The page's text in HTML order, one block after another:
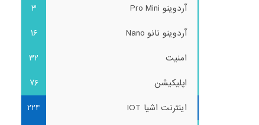
آردوینو Pro Mini
3
آردوینو نانو Nano
16
امنیت
32
اپلیکیشن
76
اینترنت اشیا IOT
224